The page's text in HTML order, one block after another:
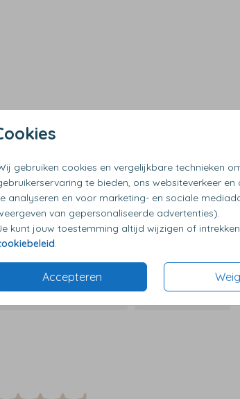
gebruiken cookies en vergelijkbare technieken
te bieden, ons websiteverkeer en
analyseren en voor marketing- en sociale
van gepersonaliseerde advertenties).
kunt jouw toestemming altijd wijzigen of
Accepteren
Toilettas